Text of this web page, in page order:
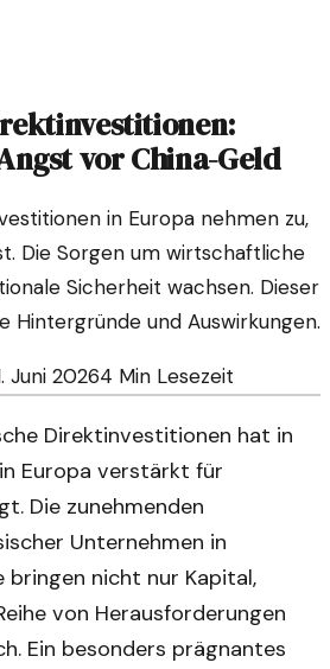
vor China-Geld
in Europa nehmen zu,
Die Sorgen um wirtschaftliche
Sicherheit wachsen. Dieser
Hintergründe und Auswirkungen.
Juni 20264 Min Lesezeit
Direktinvestitionen hat in
Europa verstärkt für
Die zunehmenden
Unternehmen in
bringen nicht nur Kapital,
von Herausforderungen
Ein besonders prägnantes